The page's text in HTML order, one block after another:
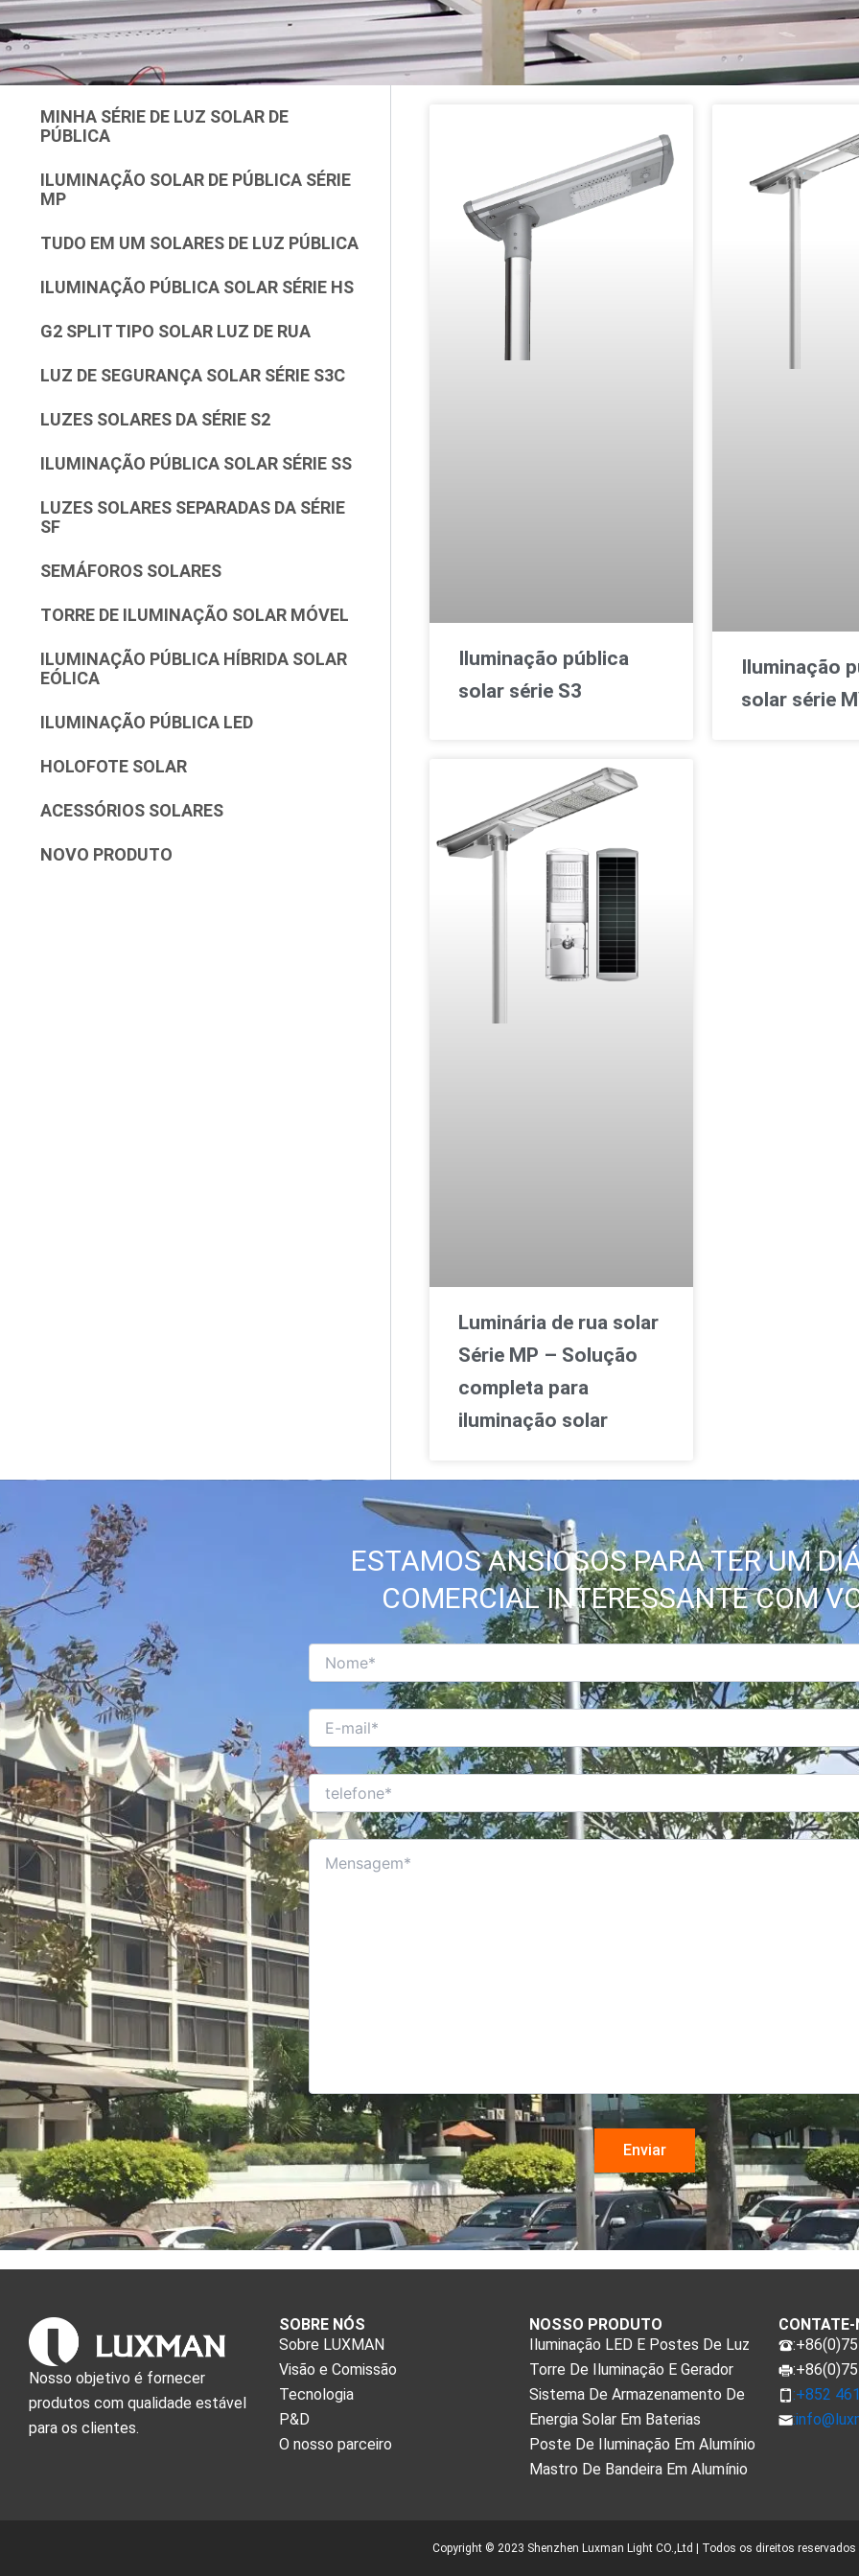
MINHA SÉRIE DE LUZ SOLAR DE
PÚBLICA
ILUMINAÇÃO SOLAR DE PÚBLICA SÉRIE
MP
TUDO EM UM SOLARES DE LUZ PÚBLICA
ILUMINAÇÃO PÚBLICA SOLAR SÉRIE HS
G2 SPLIT TIPO SOLAR LUZ DE RUA
LUZ DE SEGURANÇA SOLAR SÉRIE S3C
LUZES SOLARES DA SÉRIE S2
ILUMINAÇÃO PÚBLICA SOLAR SÉRIE SS
LUZES SOLARES SEPARADAS DA SÉRIE
SF
SEMÁFOROS SOLARES
TORRE DE ILUMINAÇÃO SOLAR MÓVEL
ILUMINAÇÃO PÚBLICA HÍBRIDA SOLAR
EÓLICA
ILUMINAÇÃO PÚBLICA LED
HOLOFOTE SOLAR
ACESSÓRIOS SOLARES
NOVO PRODUTO
Iluminação pública
solar série S3
Iluminação
solar série
Luminária de rua solar
Série MP – Solução
completa para
iluminação solar
ESTAMOS ANSIOSOS PARA TER UM
COMERCIAL INTERESSANTE COM
Nosso objetivo é fornecer
produtos com qualidade estável
para os clientes.
SOBRE NÓS
Sobre LUXMAN
Visão e Comissão
Tecnologia
P&D
O nosso parceiro
NOSSO PRODUTO
Iluminação LED E Postes De Luz
Torre De Iluminação E Gerador
Sistema De Armazenamento De
Energia Solar Em Baterias
Poste De Iluminação Em Alumínio
Mastro De Bandeira Em Alumínio
CONTATE-
:+852
:
Copyright © 2023 Shenzhen Luxman Light CO.,Ltd | Todos os direitos reservados